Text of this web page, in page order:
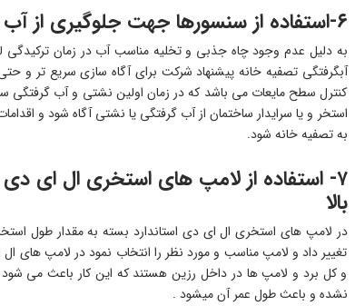
۶-استفاده از سنسورها جهت جلوگیری از آب گرفتگی تصفیه خانه
به دلیل عدم وجود چاه جذبی و تخلیه مناسب آب در زمان
آبگرفتگی تصفیه خانه پیشنهاد شرکت برای آگاه سازی سریع تر و
کنترل سطح مایعات می باشد که در زمان اولین نشتی و آب گرفتگی
استخر و یا سرایدار ساختمان از آب گرفتگی یا نشتی آگاه شود و
به تصفیه خانه شود.
۷- استفاده از لامپ های استخری ال ای
بالا
در لامپ های استخری ال ای دی استاندارد بسته به مقدار طول
تغییر داد و لامپ مناسب و مورد نظر را انتخاب نمود در لامپ های
و کل برد و لامپ ها در داخل رزین هستند که این کار باعث می
نشده و باعث طول عمر آن میشود .